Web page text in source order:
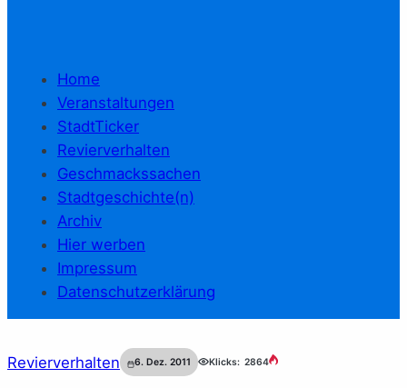
Home
Veranstaltungen
StadtTicker
Revierverhalten
Geschmackssachen
Stadtgeschichte(n)
Archiv
Hier werben
Impressum
Datenschutzerklärung
Revierverhalten 6. Dez. 2011 Klicks: 2864